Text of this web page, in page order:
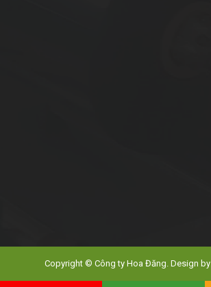
Copyright © Công ty Hoa Đăng. Design by